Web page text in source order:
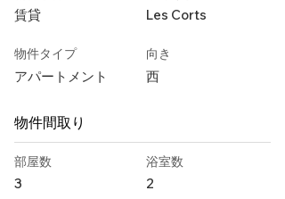
賃貸 Les Corts
物件タイプ
アパートメント
向き
西
物件間取り
部屋数
3
浴室数
2